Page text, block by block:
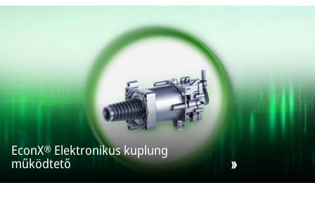
EconX® Elektronikus kuplung
működtető